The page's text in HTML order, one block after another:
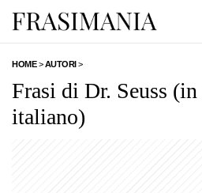
HOME>AUTORI>
Frasi di Dr. Seuss (in
italiano)